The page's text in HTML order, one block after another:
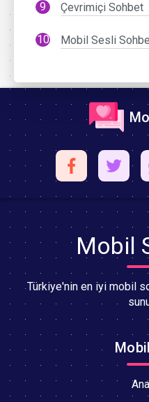
Çevrimiçi Sohbet
Mobil Sesli
Mobil
Türkiye'nin en iyi mobil